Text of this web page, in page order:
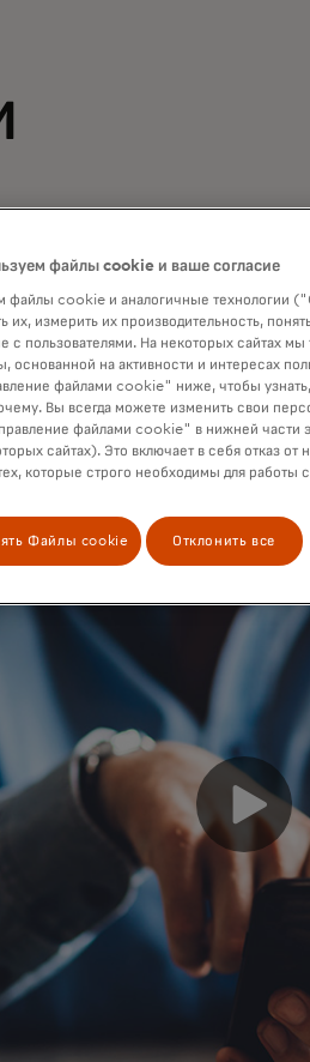
файлы cookie и ваше согласие
файлы cookie и аналогичные технологии
их, измерить их производительность,
с пользователями. На некоторых сайтах
основанной на активности и интересах
файлами cookie" ниже, чтобы
Вы всегда можете изменить свои
файлами cookie" в нижней части
сайтах). Это включает в себя отказ
которые строго необходимы для работы
Файлы cookie Отклонить все